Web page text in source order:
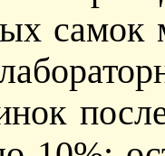
самок